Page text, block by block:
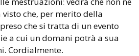
che, per merito della
che si tratta di un evento
a cui un domani potrà a sua
Cordialmente.